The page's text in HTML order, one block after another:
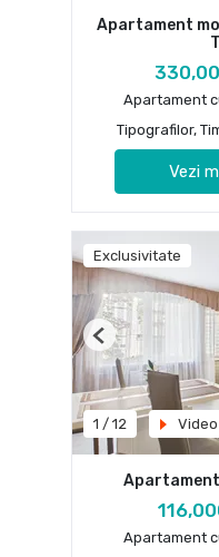
Apartament
Apartament
Tipografilor,
Vezi
Exclusivitate
1 / 12 Video
Previous
Apartament